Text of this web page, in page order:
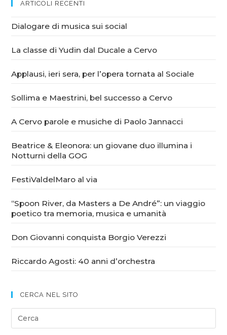
ARTICOLI RECENTI
Dialogare di musica sui social
La classe di Yudin dal Ducale a Cervo
Applausi, ieri sera, per l’opera tornata al Sociale
Sollima e Maestrini, bel successo a Cervo
A Cervo parole e musiche di Paolo Jannacci
Beatrice & Eleonora: un giovane duo illumina i
Notturni della GOG
FestiValdelMaro al via
“Spoon River, da Masters a De André”: un viaggio
poetico tra memoria, musica e umanità
Don Giovanni conquista Borgio Verezzi
Riccardo Agosti: 40 anni d’orchestra
CERCA NEL SITO